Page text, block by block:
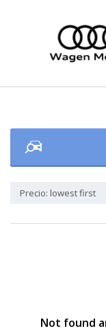
Precio: lowest first
Not found